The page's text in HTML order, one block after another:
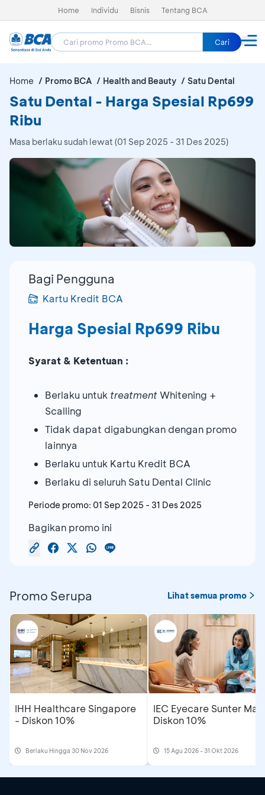
Home Individu Bisnis Tentang BCA
Cari
Home Promo BCA Health and Beauty Satu Dental
Satu Dental - Harga Spesial Rp699
Ribu
Masa berlaku sudah lewat (01 Sep 2025 - 31 Des 2025)
Bagi Pengguna
Kartu Kredit BCA
Harga Spesial Rp699 Ribu
Syarat & Ketentuan :
Berlaku untuk treatmentWhitening +
Scalling
Tidak dapat digabungkan dengan promo
lainnya
Berlaku untuk Kartu Kredit BCA
Berlaku di seluruh Satu Dental Clinic
Periode promo: 01 Sep 2025 - 31 Des 2025
Bagikan promo ini
Promo Serupa Lihat semua promo
IHH Healthcare Singapore
- Diskon 10%
Berlaku Hingga 30 Nov 2026
IEC Eyecare Sunter
Diskon 10%
15 Agu 2026 - 31 Okt 2026